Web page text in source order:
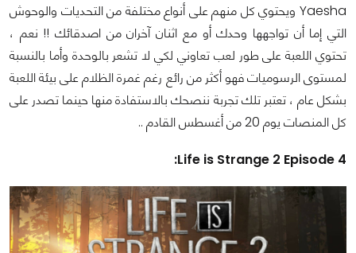
Yaesha ويحتوي كل منهم على أنواع مختلفة من التحديات والوحوش
التي إما أن تواجهها وحدك أو مع اثنان آخران من اصدقائك !! نعم ،
تحتوي اللعبة على طور لعب تعاوني لكي لا تشعر بالوحدة وأما بالنسبة
لمستوى الرسوميات فهو أكثر من رائع رغم غمرة الظلام على بيئة اللعبة
بشكل عام ، تعتبر تلك تجربة ننصحك بالاستفادة منها حينما تصدر على
كل المنصات يوم 20 من أغسطس القادم ..
Life is Strange 2 Episode 4: